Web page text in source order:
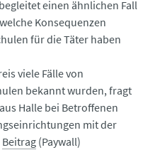
begleitet einen ähnlichen Fall
Konsequenzen
für die Täter haben
viele Fälle von
bekannt wurden, fragt
aus Halle bei Betroffenen
mit der
Beitrag (Paywall)